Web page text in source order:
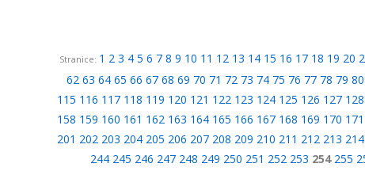
Stranice: 1 2 3 4 5 6 7 8 9 10 11 12 13 14 15 16 17 18 19 20
62 63 64 65 66 67 68 69 70 71 72 73 74 75 76 77 78 79 80
115 116 117 118 119 120 121 122 123 124 125 126 127 128
158 159 160 161 162 163 164 165 166 167 168 169 170 171
201 202 203 204 205 206 207 208 209 210 211 212 213 214
244 245 246 247 248 249 250 251 252 253 254 255